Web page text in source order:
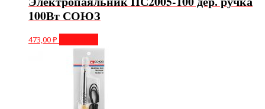
100Вт СОЮЗ
473,00₽